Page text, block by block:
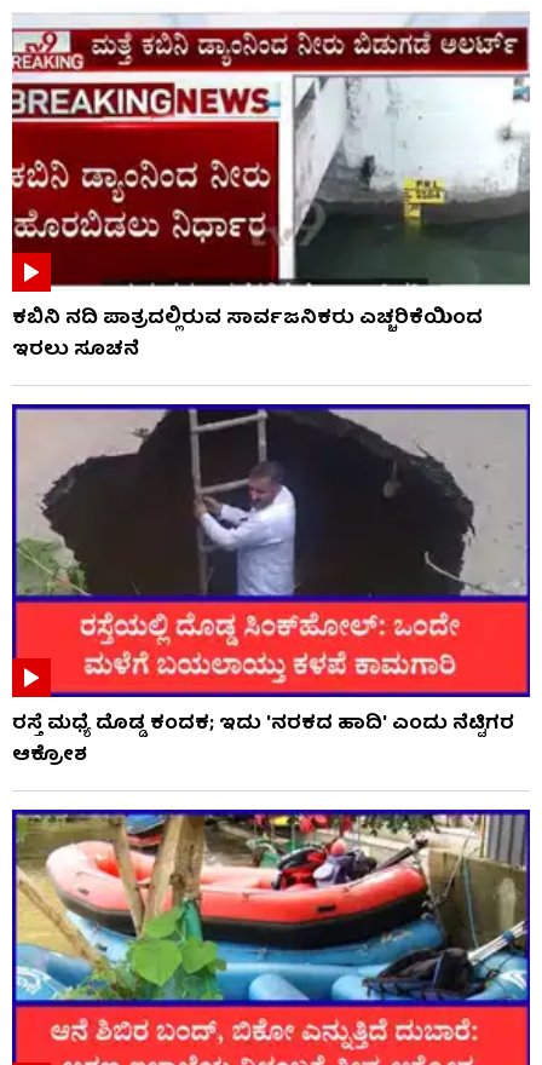
ಕಬಿನಿ ನದಿ ಪಾತ್ರದಲ್ಲಿರುವ ಸಾರ್ವಜನಿಕರು ಎಚ್ಚರಿಕೆಯಿಂದ
ಇರಲು ಸೂಚನೆ
ರಸ್ತೆ ಮಧ್ಯೆ ದೊಡ್ಡ ಕಂದಕ; ಇದು 'ನರಕದ ಹಾದಿ' ಎಂದು ನೆಟ್ಟಿಗರ
ಆಕ್ರೋಶ